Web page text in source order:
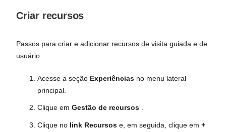
Criar recursos
Passos para criar e adicionar recursos de visita guiada e de
usuário:
Acesse a seção Experiências no menu lateral
principal.
Clique em Gestão de recursos .
Clique no link Recursos e, em seguida, clique em +